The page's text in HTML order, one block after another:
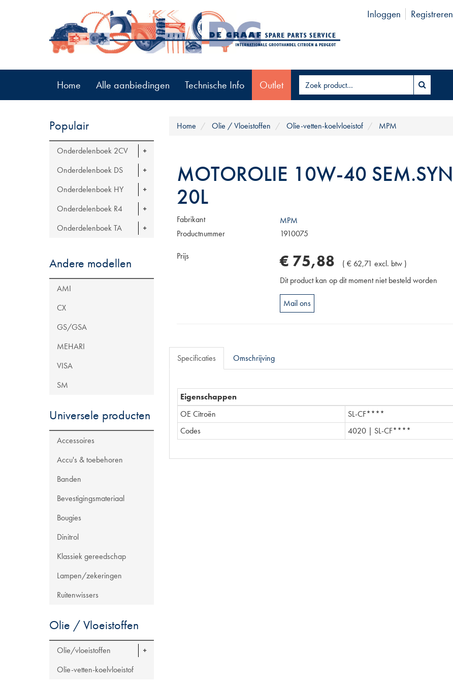
Inloggen Registreren
Home Alle aanbiedingen Technische Info Outlet
Populair
Onderdelenboek 2CV
Onderdelenboek DS
Onderdelenboek HY
Onderdelenboek R4
Onderdelenboek TA
Andere modellen
AMI
CX
GS/GSA
MEHARI
VISA
SM
Universele producten
Accessoires
Accu's & toebehoren
Banden
Bevestigingsmateriaal
Bougies
Dinitrol
Klassiek gereedschap
Lampen/zekeringen
Ruitenwissers
Olie / Vloeistoffen
Olie/vloeistoffen
Olie-vetten-koelvloeistof
Home Olie / Vloeistoffen Olie-vetten-koelvloeistof MPM
MOTOROLIE 10W-40 SEM.SYN
20L
Fabrikant
MPM
Productnummer
1910075
Prijs € 75,88 (€ 62,71 excl. btw )
Dit product kan op dit moment niet besteld worden
Mail ons
Specificaties Omschrijving
Eigenschappen
OE Citroën
SL-CF****
Codes
4020 | SL-CF****